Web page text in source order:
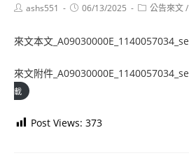
Postashs551
Post06/13/2025
Post公告來文/
來文本文
來文附件
載
Post Views: 373